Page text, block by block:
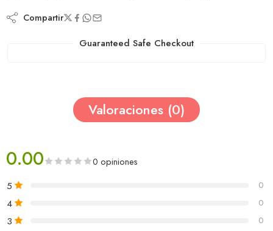
Compartir
Guaranteed Safe Checkout
Valoraciones (0)
0.00 0 opiniones
5 0
4 0
3 0